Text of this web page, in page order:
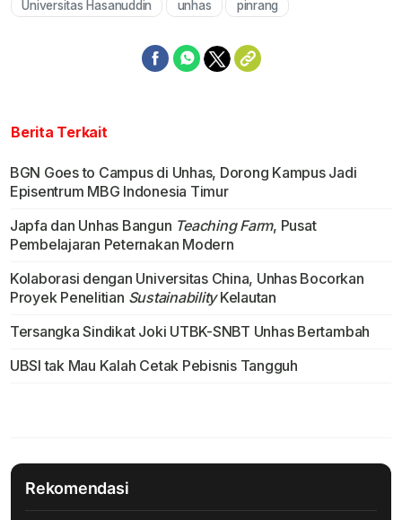
Universitas Hasanuddin unhas pinrang
Berita Terkait
BGN Goes to Campus di Unhas, Dorong Kampus Jadi
Episentrum MBG Indonesia Timur
Japfa dan Unhas Bangun Teaching Farm, Pusat
Pembelajaran Peternakan Modern
Kolaborasi dengan Universitas China, Unhas Bocorkan
Proyek Penelitian SustainabilityKelautan
Tersangka Sindikat Joki UTBK-SNBT Unhas Bertambah
UBSI tak Mau Kalah Cetak Pebisnis Tangguh
Rekomendasi